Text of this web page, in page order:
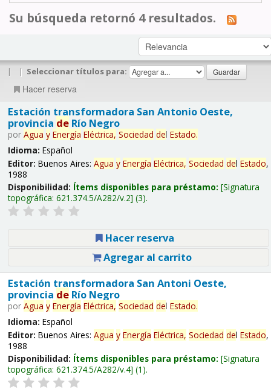
Su búsqueda retornó 4 resultados.
| | Seleccionar títulos para:
Hacer reserva
Estación transformadora San Antonio Oeste,
provincia deRío Negro
por Agua y Energía Eléctrica, Sociedad del Estado.
Idioma: Español
Editor: Buenos Aires: Agua y Energía Eléctrica, Sociedad del Estado,
1988
Disponibilidad: Ítems disponibles para préstamo: Signatura
topográfica: 621.374.5/A282/v.2 (3).
Hacer reserva
Agregar al carrito
Estación transformadora San Antoni Oeste,
provincia deRío Negro
por Agua y Energía Eléctrica, Sociedad del Estado.
Idioma: Español
Editor: Buenos Aires: Agua y Energía Eléctrica, Sociedad del Estado,
1988
Disponibilidad: Ítems disponibles para préstamo: Signatura
topográfica: 621.374.5/A282/v.4 (1).